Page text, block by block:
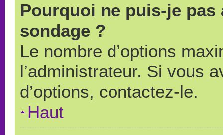
Pourquoi ne puis-je
sondage ?
Le nombre d’options
l’administrateur. Si vous
d’options, contactez-le.
Haut